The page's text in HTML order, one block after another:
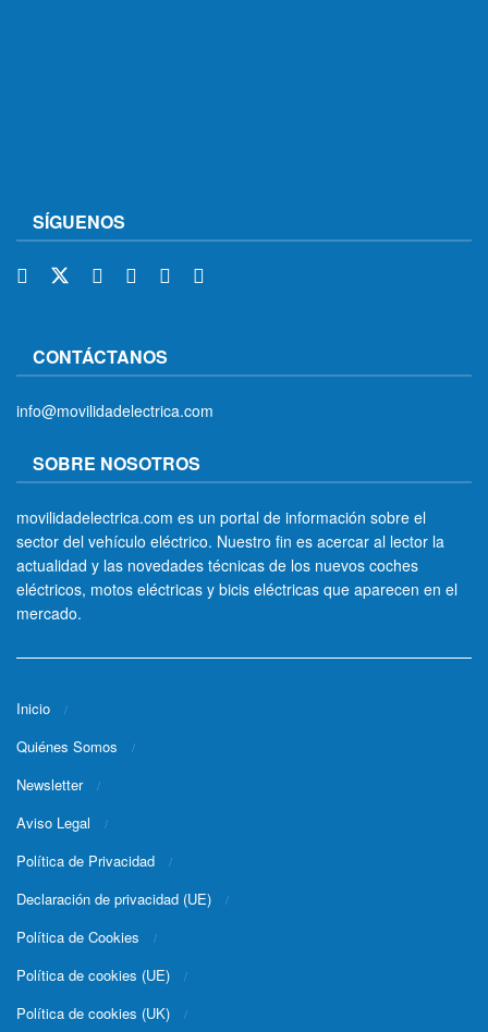
SÍGUENOS
CONTÁCTANOS
info@movilidadelectrica.com
SOBRE NOSOTROS
movilidadelectrica.com es un portal de información sobre el
sector del vehículo eléctrico. Nuestro fin es acercar al lector la
actualidad y las novedades técnicas de los nuevos coches
eléctricos, motos eléctricas y bicis eléctricas que aparecen en el
mercado.
Inicio
Quiénes Somos
Newsletter
Aviso Legal
Política de Privacidad
Declaración de privacidad (UE)
Política de Cookies
Política de cookies (UE)
Política de cookies (UK)